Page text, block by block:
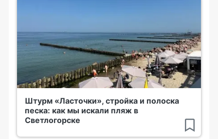
Штурм «Ласточки», стройка и полоска
песка: как мы искали пляж в
Светлогорске